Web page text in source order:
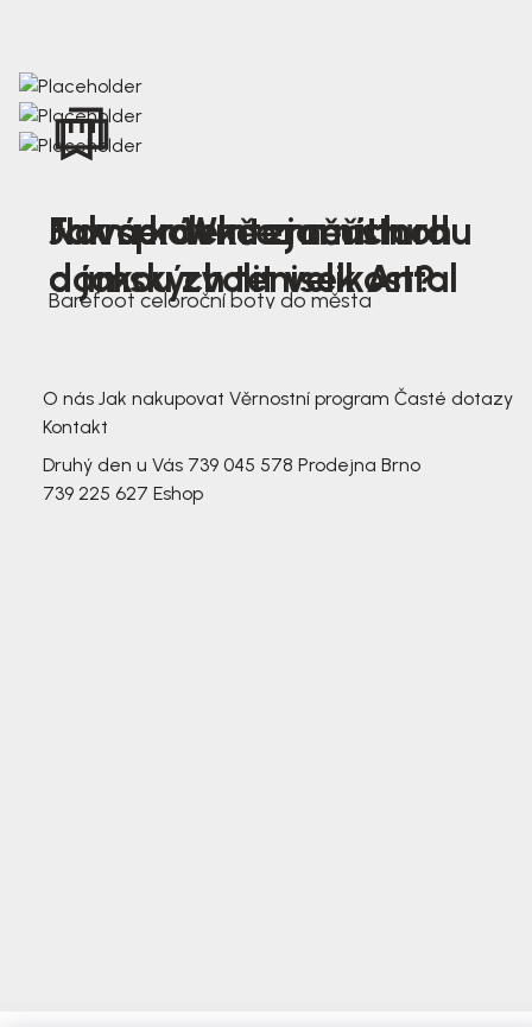
Nová kolekce jarních
dámských tenisek Antal
Jak správně změřit nohu
a jakou zvolit velikost?
Farmer Winter mustard
Barefoot celoroční boty do města
O nás Jak nakupovat Věrnostní program Časté dotazy
Kontakt
Druhý den u Vás 739 045 578 Prodejna Brno
739 225 627 Eshop